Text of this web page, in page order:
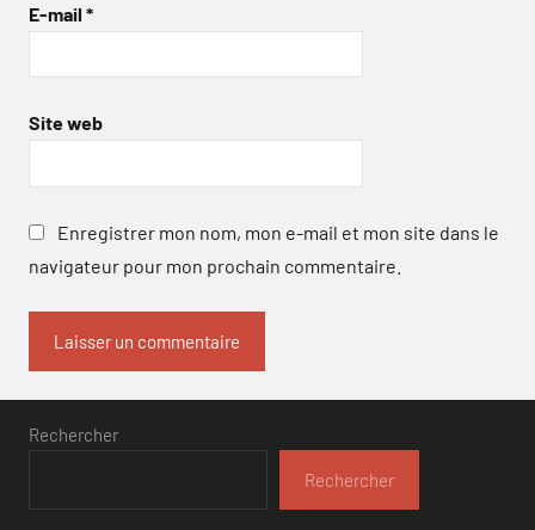
E-mail *
Site web
Enregistrer mon nom, mon e-mail et mon site dans le
navigateur pour mon prochain commentaire.
Rechercher
Rechercher